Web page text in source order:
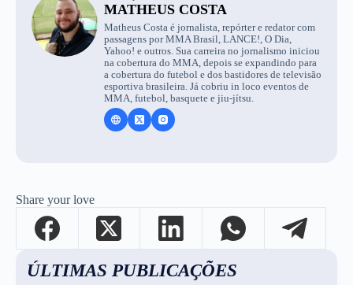
MATHEUS COSTA
Matheus Costa é jornalista, repórter e redator com
passagens por MMA Brasil, LANCE!, O Dia,
Yahoo! e outros. Sua carreira no jornalismo iniciou
na cobertura do MMA, depois se expandindo para
a cobertura do futebol e dos bastidores de televisão
esportiva brasileira. Já cobriu in loco eventos de
MMA, futebol, basquete e jiu-jítsu.
Share your love
ÚLTIMAS PUBLICAÇÕES